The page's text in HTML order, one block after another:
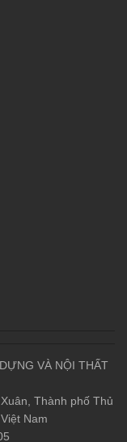
VÀ NỘI THẤT
Thành phố Thủ
Nam